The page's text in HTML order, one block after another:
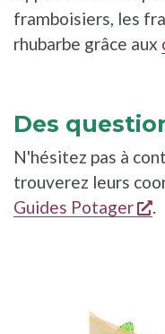
framboisiers, les
rhubarbe grâce aux
Des
N'hésitez pas à
trouverez leurs
Guides Potager
.